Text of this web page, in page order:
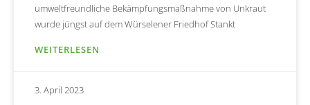
umweltfreundliche Bekämpfungsmaßnahme von Unkraut
wurde jüngst auf dem Würselener Friedhof Stankt
WEITERLESEN
3. April 2023